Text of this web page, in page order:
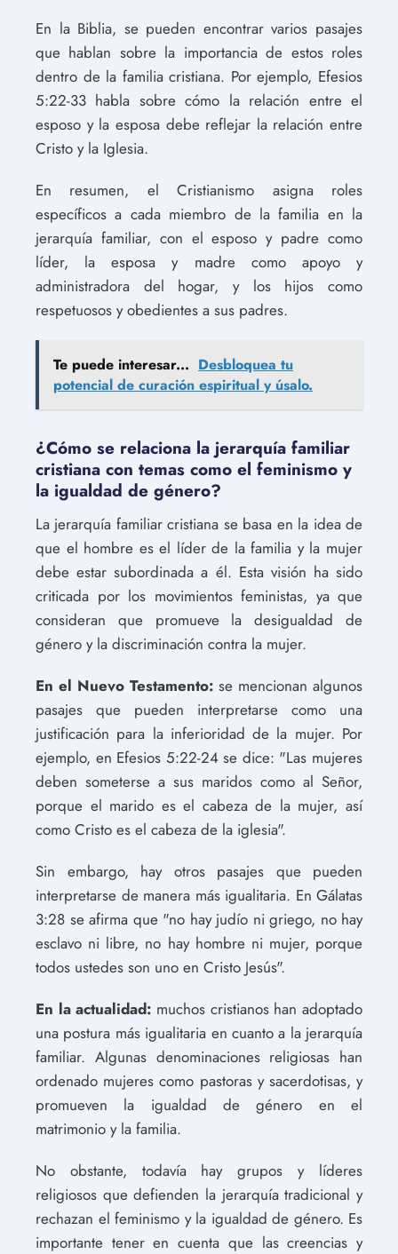
En la Biblia, se pueden encontrar varios pasajes
que hablan sobre la importancia de estos roles
dentro de la familia cristiana. Por ejemplo, Efesios
5:22-33 habla sobre cómo la relación entre el
esposo y la esposa debe reflejar la relación entre
Cristo y la Iglesia.
En resumen, el Cristianismo asigna roles
específicos a cada miembro de la familia en la
jerarquía familiar, con el esposo y padre como
líder, la esposa y madre como apoyo y
administradora del hogar, y los hijos como
respetuosos y obedientes a sus padres.
Te puede interesar... Desbloquea tu
potencial de curación espiritual y úsalo.
¿Cómo se relaciona la jerarquía familiar
cristiana con temas como el feminismo y
la igualdad de género?
La jerarquía familiar cristiana se basa en la idea de
que el hombre es el líder de la familia y la mujer
debe estar subordinada a él. Esta visión ha sido
criticada por los movimientos feministas, ya que
consideran que promueve la desigualdad de
género y la discriminación contra la mujer.
En el Nuevo Testamento: se mencionan algunos
pasajes que pueden interpretarse como una
justificación para la inferioridad de la mujer. Por
ejemplo, en Efesios 5:22-24 se dice: "Las mujeres
deben someterse a sus maridos como al Señor,
porque el marido es el cabeza de la mujer, así
como Cristo es el cabeza de la iglesia".
Sin embargo, hay otros pasajes que pueden
interpretarse de manera más igualitaria. En Gálatas
3:28 se afirma que "no hay judío ni griego, no hay
esclavo ni libre, no hay hombre ni mujer, porque
todos ustedes son uno en Cristo Jesús".
En la actualidad: muchos cristianos han adoptado
una postura más igualitaria en cuanto a la jerarquía
familiar. Algunas denominaciones religiosas han
ordenado mujeres como pastoras y sacerdotisas, y
promueven la igualdad de género en el
matrimonio y la familia.
No obstante, todavía hay grupos y líderes
religiosos que defienden la jerarquía tradicional y
rechazan el feminismo y la igualdad de género. Es
importante tener en cuenta que las creencias y